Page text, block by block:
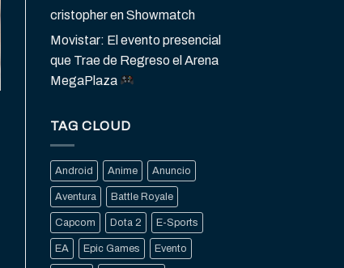
cristopherenShowmatch
Movistar: El evento presencial
que Trae de Regreso el Arena
MegaPlaza
TAG CLOUD
Android Anime Anuncio
Aventura Battle Royale
Capcom Dota 2 E-Sports
EA Epic Games Evento